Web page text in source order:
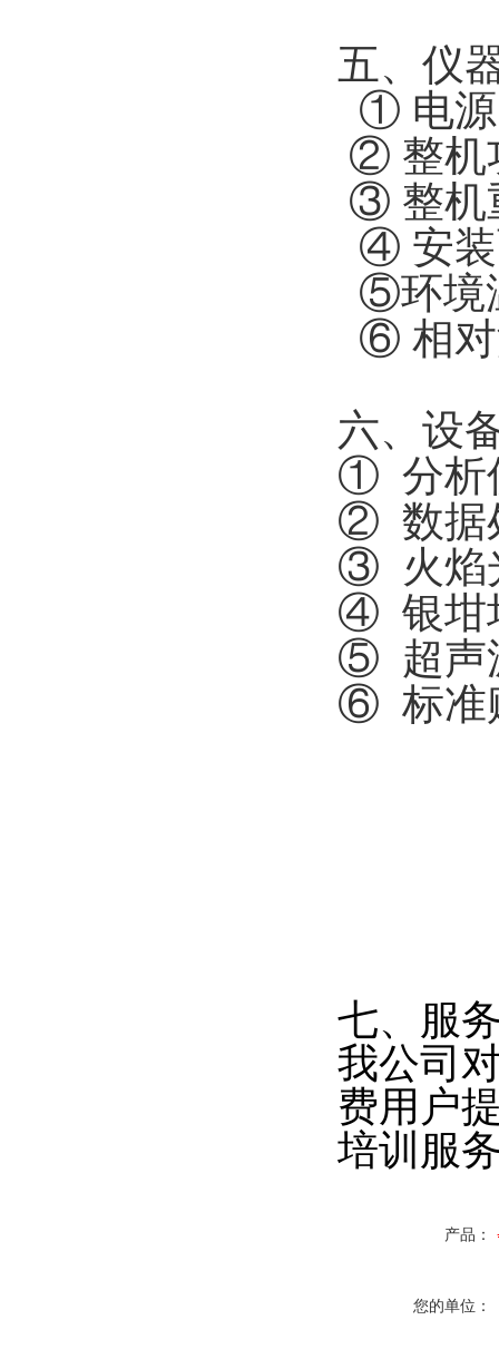
五、仪
①
② 整
③ 整
④ 安
⑤环
⑥ 相
六、设
① 分
② 数
③ 火
④ 银
⑤ 超
⑥ 标
七、服
我公司
费用户
培训服
产品：
您的单位：